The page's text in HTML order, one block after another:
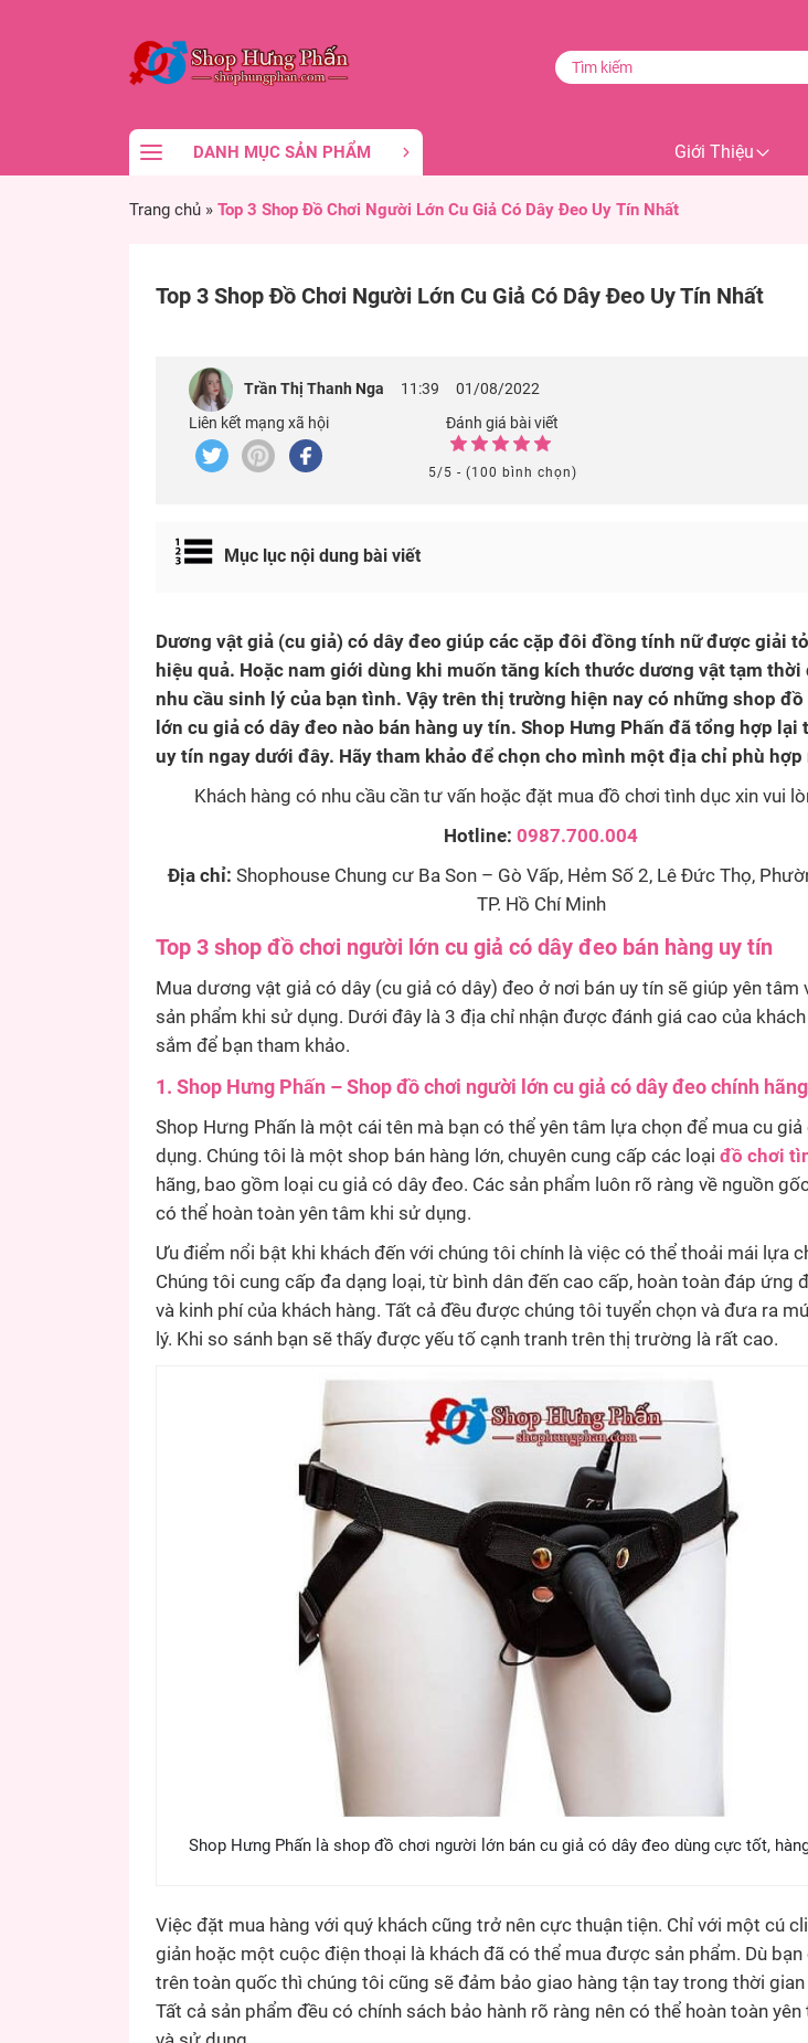
DANH MỤC SẢN PHẨM Giới Thiệu
Trang chủ » Top 3 Shop Đồ Chơi Người Lớn Cu Giả Có Dây Đeo Uy Tín Nhất
Top 3 Shop Đồ Chơi Người Lớn Cu Giả Có Dây Đeo Uy Tín Nhất
Trần Thị Thanh Nga 11:39
01/08/2022
Liên kết mạng xã hội
Đánh giá bài viết
5/5 - (100 bình chọn)
Mục lục nội dung bài viết
Dương vật giả (cu giả) có dây đeo giúp các cặp đôi đồng tính nữ được giải
hiệu quả. Hoặc nam giới dùng khi muốn tăng kích thước dương vật tạm thời
nhu cầu sinh lý của bạn tình. Vậy trên thị trường hiện nay có những shop
lớn cu giả có dây đeo nào bán hàng uy tín. Shop Hưng Phấn đã tổng hợp lại
uy tín ngay dưới đây. Hãy tham khảo để chọn cho mình một địa chỉ phù hợp
Khách hàng có nhu cầu cần tư vấn hoặc đặt mua đồ chơi tình dục xin vui
Hotline: 0987.700.004
Địa chỉ: Shophouse Chung cư Ba Son – Gò Vấp, Hẻm Số 2, Lê Đức Thọ,
TP. Hồ Chí Minh
Top 3 shop đồ chơi người lớn cu giả có dây đeo bán hàng uy tín
Mua dương vật giả có dây (cu giả có dây) đeo ở nơi bán uy tín sẽ giúp yên tâm
sản phẩm khi sử dụng. Dưới đây là 3 địa chỉ nhận được đánh giá cao của
sắm để bạn tham khảo.
1. Shop Hưng Phấn – Shop đồ chơi người lớn cu giả có dây đeo chính hãng
Shop Hưng Phấn là một cái tên mà bạn có thể yên tâm lựa chọn để mua cu
dụng. Chúng tôi là một shop bán hàng lớn, chuyên cung cấp các loại đồ chơi
hãng, bao gồm loại cu giả có dây đeo. Các sản phẩm luôn rõ ràng về nguồn
có thể hoàn toàn yên tâm khi sử dụng.
Ưu điểm nổi bật khi khách đến với chúng tôi chính là việc có thể thoải mái lựa
Chúng tôi cung cấp đa dạng loại, từ bình dân đến cao cấp, hoàn toàn đáp ứng
và kinh phí của khách hàng. Tất cả đều được chúng tôi tuyển chọn và đưa ra
lý. Khi so sánh bạn sẽ thấy được yếu tố cạnh tranh trên thị trường là rất cao.
Shop Hưng Phấn là shop đồ chơi người lớn bán cu giả có dây đeo dùng cực tốt,
Việc đặt mua hàng với quý khách cũng trở nên cực thuận tiện. Chỉ với một cú
giản hoặc một cuộc điện thoại là khách đã có thể mua được sản phẩm. Dù bạn
trên toàn quốc thì chúng tôi cũng sẽ đảm bảo giao hàng tận tay trong thời gian
Tất cả sản phẩm đều có chính sách bảo hành rõ ràng nên có thể hoàn toàn